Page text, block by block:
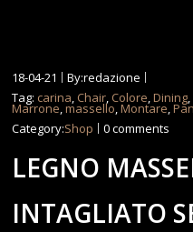
18-04-21
By:redazione
Tag: carina Chair Colore ,Dining
Marrone ,massello ,Montare ,
Category:Shop 0 comments
LEGNO
INTAGLIATO